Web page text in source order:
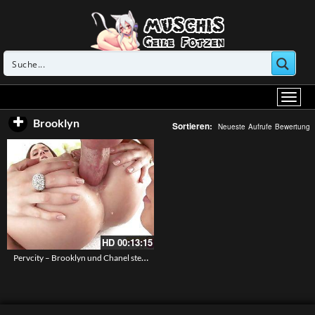
Brooklyn Sortieren: Neueste Aufrufe Bewertung
HD 00:13:15
Pervcity – Brooklyn und Chanel stehen auf Analsex